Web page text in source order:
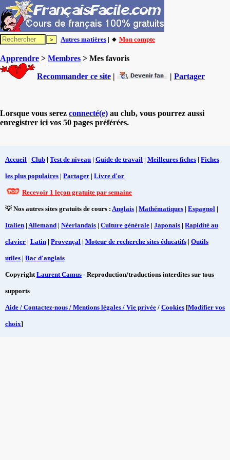
Autres matières | 🔸 Mon compte
Apprendre > Membres > Mes favoris
Recommander ce site | | Partager
Lorsque vous serez connecté(e) au club, vous pourrez aussi
enregistrer ici vos 50 pages préférées.
Accueil | Club | Test de niveau | Guide de travail | Meilleures fiches | Fiches
les plus populaires | Partager | Livre d'or
Recevoir 1 leçon gratuite par semaine
💡 Nos autres sites gratuits de cours : Anglais | Mathématiques | Espagnol |
Italien | Allemand | Néerlandais | Culture générale | Japonais | Rapidité au
clavier | Latin | Provençal | Moteur de recherche sites éducatifs | Outils
utiles | Bac d'anglais
CopyrightLaurent Camus - Reproduction/traductions interdites sur tous
supports
Aide / Contactez-nous / Mentions légales / Vie privée / Cookies [Modifier vos
choix]